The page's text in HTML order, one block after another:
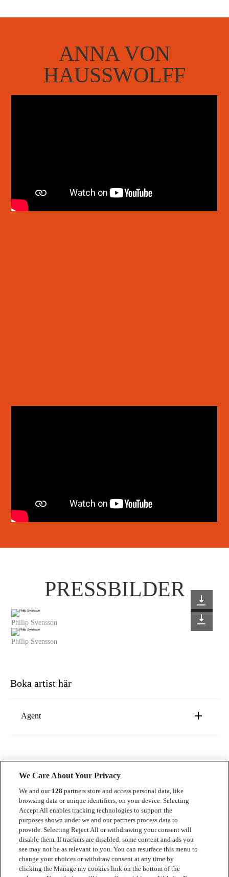
ANNA VON
HAUSSWOLFF
PRESSBILDER
Philip Svensson
Philip Svensson
Boka artist här
Agent
Kontakt
Press
Om Luger
Samarbeten
We Care About Your Privacy
We and our 128 partners store and access personal data, like
browsing data or unique identifiers, on your device. Selecting
Accept All enables tracking technologies to support the
purposes shown under we and our partners process data to
provide. Selecting Reject All or withdrawing your consent will
disable them. If trackers are disabled, some content and ads you
see may not be as relevant to you. You can resurface this menu to
change your choices or withdraw consent at any time by
clicking the Manage my cookies link on the bottom of the